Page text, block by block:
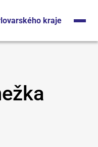
kraje